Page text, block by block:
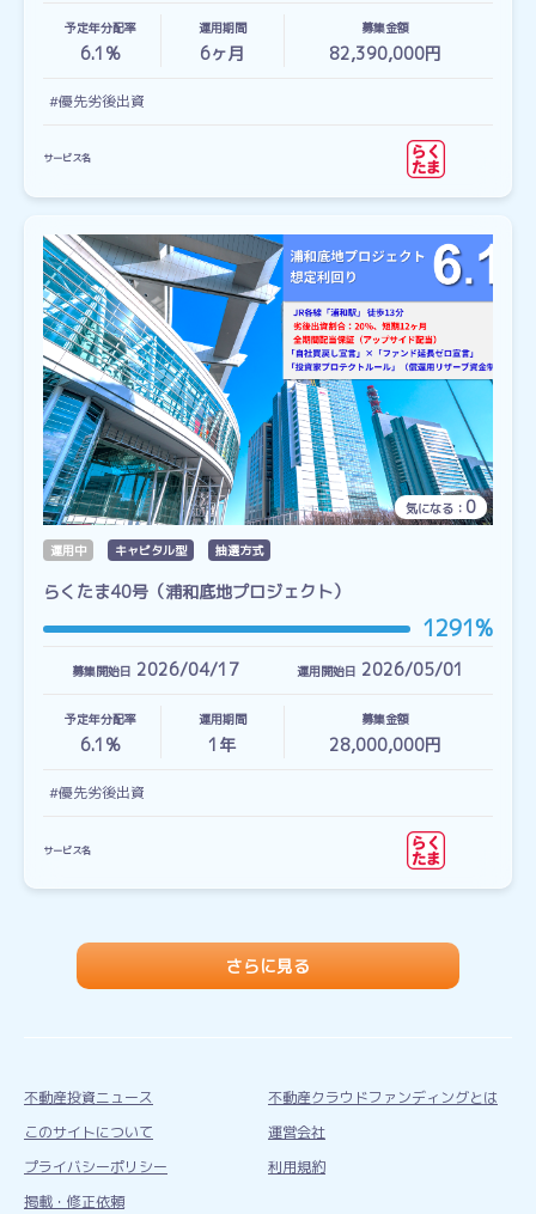
予定年分配率
6.1%
運用期間
6ヶ月
募集金額
82,390,000円
#優先劣後出資
サービス名
気になる： 0
運用中 キャピタル型 抽選方式
らくたま40号（浦和底地プロジェクト）
1291%
募集開始日 2026/04/17 運用開始日 2026/05/01
予定年分配率
6.1%
運用期間
1 年
募集金額
28,000,000円
#優先劣後出資
サービス名
さらに見る
不動産投資ニュース
不動産クラウドファンディングとは
このサイトについて
運営会社
プライバシーポリシー
利用規約
掲載・修正依頼